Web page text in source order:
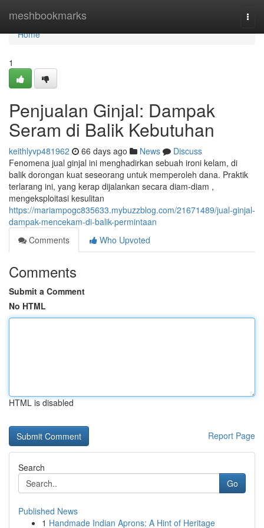
meshbookmarks
Home
Home
1
Penjualan Ginjal: Dampak
Seram di Balik Kebutuhan
keithlyvp481962 66 days ago News
Discuss
Fenomena jual ginjal ini menghadirkan sebuah ironi kelam, di
balik dorongan kuat seseorang untuk memperoleh dana. Praktik
terlarang ini, yang kerap dijalankan secara diam-diam ,
mengeksploitasi kesulitan
https://mariampogc835633.mybuzzblog.com/21671489/jual-ginjal-
dampak-mencekam-di-balik-permintaan
Comments
Who Upvoted
Comments
Submit a Comment
No HTML
HTML is disabled
Report Page
Search
Go
Published News
1 Handmade Indian Aprons: A Hint of Heritage